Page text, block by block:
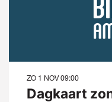
Dagkaart
ZO 1 NOV09:00